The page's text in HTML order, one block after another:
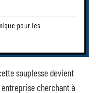
pour les
souplesse devient
cherchant à